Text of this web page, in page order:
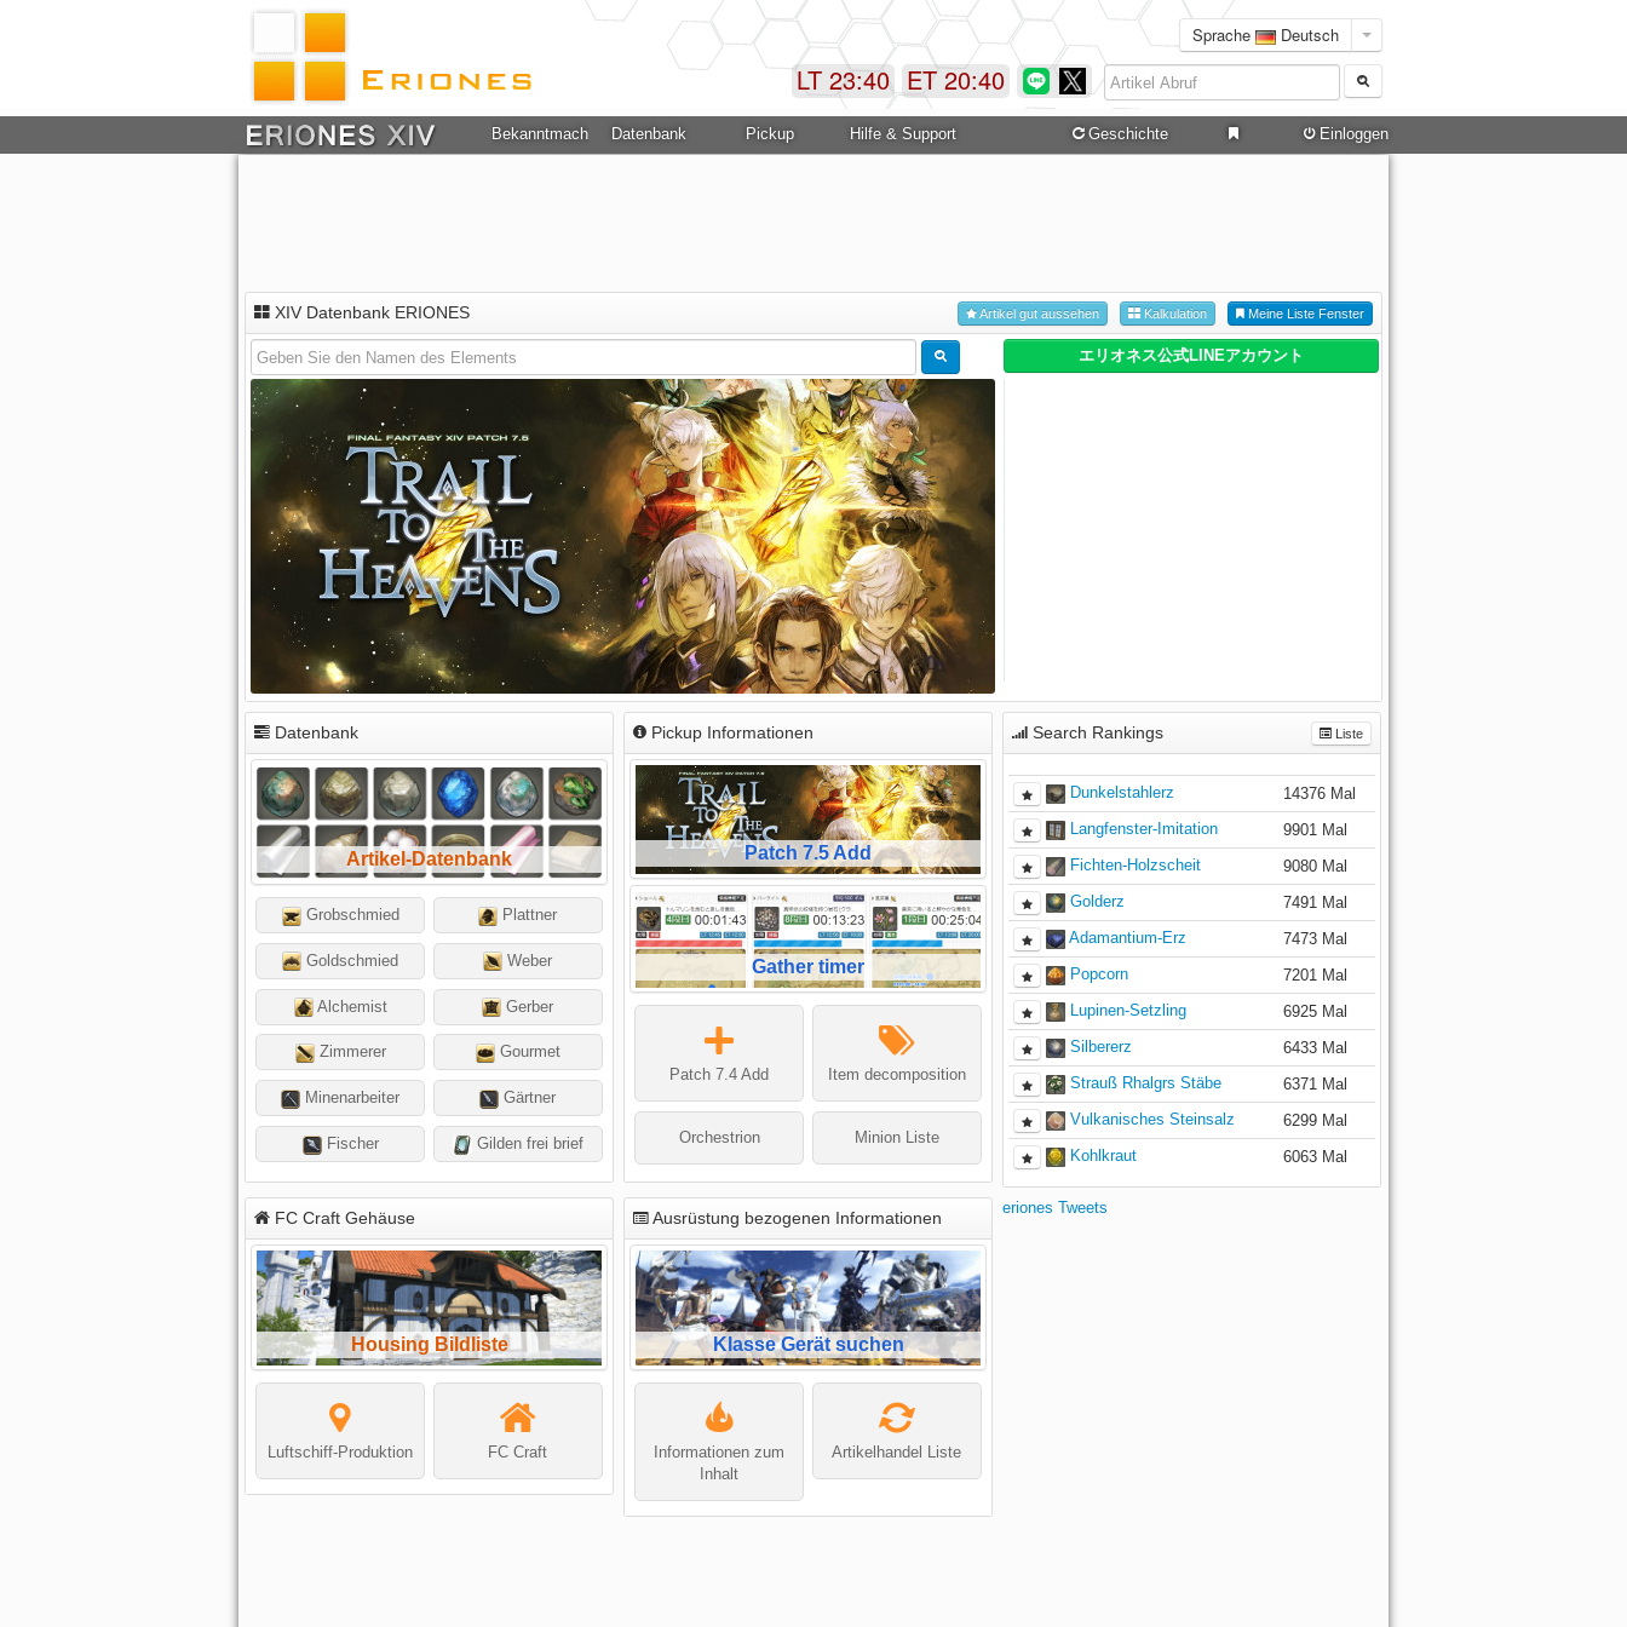
Sprache Deutsch
ET 20:40
LT 23:40
Bekanntmachung Datenbank Pickup Hilfe & Support Geschichte Einloggen
XIV Datenbank ERIONES Meine Liste Fenster
Kalkulation
Artikel gut aussehen
エリオネス公式LINEアカウント
Datenbank
Artikel-Datenbank
Grobschmied Plattner
Goldschmied Weber
Alchemist Gerber
Zimmerer Gourmet
Minenarbeiter Gärtner
Fischer Gilden frei brief
Pickup Informationen
Patch 7.5 Add
Gather timer
Patch 7.4 Add Item decomposition
Orchestrion Minion Liste
Search Rankings Liste
Dunkelstahlerz
14376 Mal
Langfenster-Imitation
9901 Mal
Fichten-Holzscheit
9080 Mal
Golderz
7491 Mal
Adamantium-Erz
7473 Mal
Popcorn
7201 Mal
Lupinen-Setzling
6925 Mal
Silbererz
6433 Mal
Strauß Rhalgrs Stäbe
6371 Mal
Vulkanisches Steinsalz
6299 Mal
Kohlkraut
6063 Mal
FC Craft Gehäuse
Housing Bildliste
Luftschiff-Produktion FC Craft
Ausrüstung bezogenen Informationen
Klasse Gerät suchen
Informationen zum
Inhalt
Artikelhandel Liste
eriones Tweets